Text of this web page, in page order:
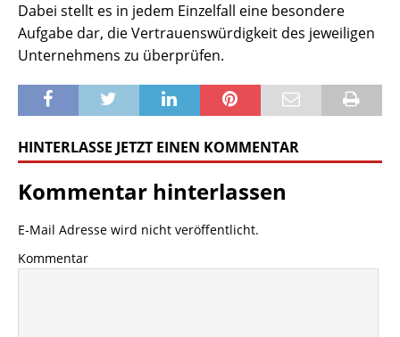
Dabei stellt es in jedem Einzelfall eine besondere
Aufgabe dar, die Vertrauenswürdigkeit des jeweiligen
Unternehmens zu überprüfen.
HINTERLASSE JETZT EINEN KOMMENTAR
Kommentar hinterlassen
E-Mail Adresse wird nicht veröffentlicht.
Kommentar